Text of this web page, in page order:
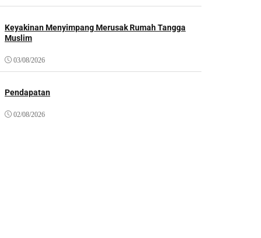
Keyakinan Menyimpang Merusak Rumah Tangga
Muslim
03/08/2026
Pendapatan
02/08/2026